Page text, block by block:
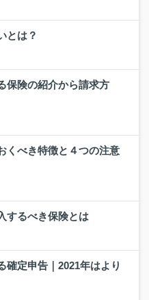
とは？
険の紹介から請求方
べき特徴と４つの注意
するべき保険とは
確定申告｜2021年はより